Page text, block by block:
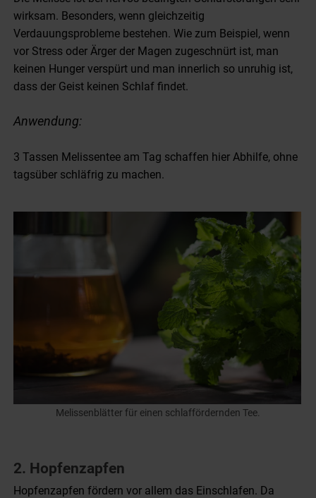
wirksam. Besonders, wenn gleichzeitig
Verdauungsprobleme bestehen. Wie zum Beispiel, wenn
vor Stress oder Ärger der Magen zugeschnürt ist, man
keinen Hunger verspürt und man innerlich so unruhig ist,
dass der Geist keinen Schlaf findet.
Anwendung:
3 Tassen Melissentee am Tag schaffen hier Abhilfe, ohne
tagsüber schläfrig zu machen.
Melissenblätter für einen schlaffördernden Tee.
2. Hopfenzapfen
Hopfenzapfen fördern vor allem das Einschlafen. Da